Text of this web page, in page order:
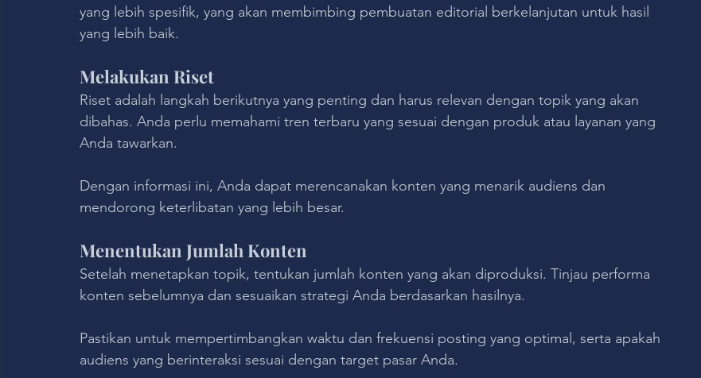
yang lebih spesifik, yang akan membimbing pembuatan editorial berkelanjutan untuk hasil
yang lebih baik.
Melakukan Riset
Riset adalah langkah berikutnya yang penting dan harus relevan dengan topik yang akan
dibahas. Anda perlu memahami tren terbaru yang sesuai dengan produk atau layanan yang
Anda tawarkan.
Dengan informasi ini, Anda dapat merencanakan konten yang menarik audiens dan
mendorong keterlibatan yang lebih besar.
Menentukan Jumlah Konten
Setelah menetapkan topik, tentukan jumlah konten yang akan diproduksi. Tinjau performa
konten sebelumnya dan sesuaikan strategi Anda berdasarkan hasilnya.
Pastikan untuk mempertimbangkan waktu dan frekuensi posting yang optimal, serta apakah
audiens yang berinteraksi sesuai dengan target pasar Anda.